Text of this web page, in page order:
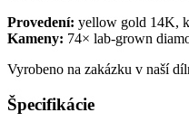
Provedení: yellow gold 14K,
Kameny: 74× lab-grown
Vyrobeno na zakázku v naší
Špecifikácie